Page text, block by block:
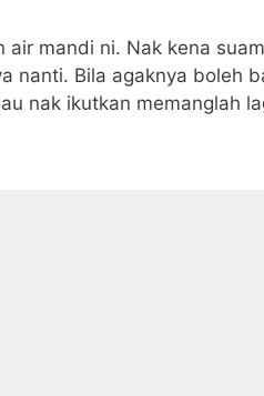
air mandi ni. Nak kena
nanti. Bila agaknya boleh
nak ikutkan memanglah